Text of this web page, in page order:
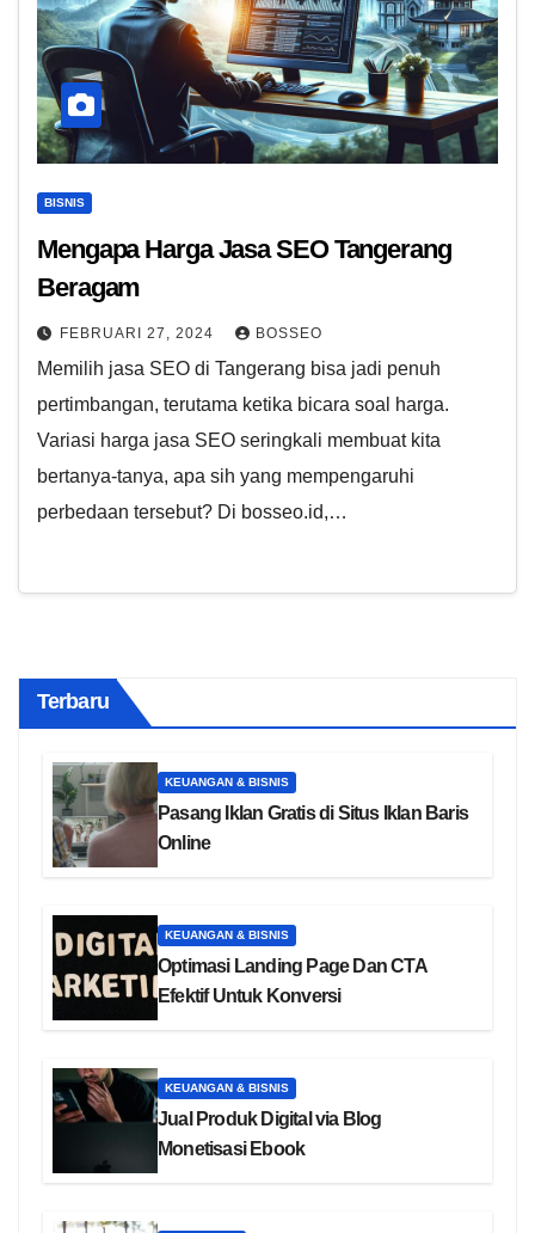
BISNIS
Mengapa Harga Jasa SEO Tangerang
Beragam
FEBRUARI 27, 2024 BOSSEO
Memilih jasa SEO di Tangerang bisa jadi penuh
pertimbangan, terutama ketika bicara soal harga.
Variasi harga jasa SEO seringkali membuat kita
bertanya-tanya, apa sih yang mempengaruhi
perbedaan tersebut? Di bosseo.id,…
Terbaru
KEUANGAN & BISNIS
Pasang Iklan Gratis di Situs Iklan Baris
Online
KEUANGAN & BISNIS
Optimasi Landing Page Dan CTA
Efektif Untuk Konversi
KEUANGAN & BISNIS
Jual Produk Digital via Blog
Monetisasi Ebook